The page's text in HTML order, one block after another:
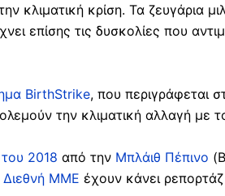
κλιματική κρίση. Τα ζευγάρια
επίσης τις δυσκολίες που
BirthStrike, που περιγράφεται
την κλιματική αλλαγή με
2018 από την Μπλάιθ Πέπινο
Διεθνή ΜΜΕ έχουν κάνει